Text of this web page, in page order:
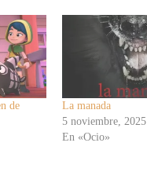
de
La manada
5 noviembre, 2025
En «Ocio»